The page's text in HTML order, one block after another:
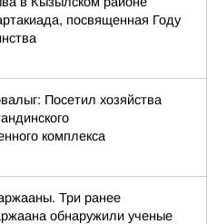
посвященная Году
Посетил хозяйства
комплекса
Три ранее
обнаружили ученые